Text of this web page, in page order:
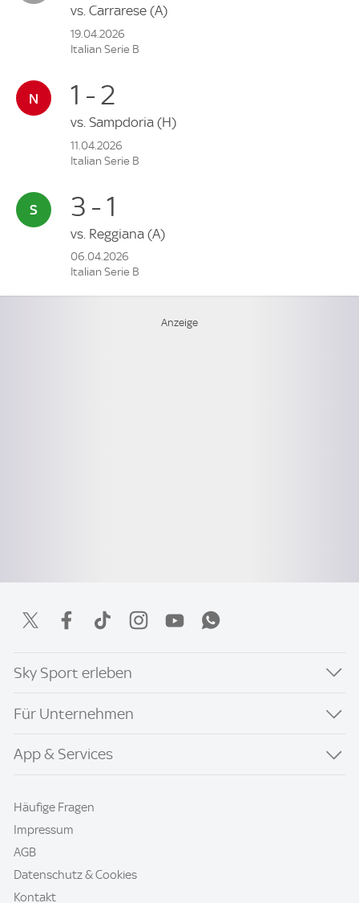
vs. Carrarese (A)
19.04.2026
Italian Serie B
1 - 2
vs. Sampdoria (H)
11.04.2026
Italian Serie B
3 - 1
vs. Reggiana (A)
06.04.2026
Italian Serie B
Sky Sport erleben
Für Unternehmen
App & Services
Häufige Fragen
Impressum
AGB
Datenschutz & Cookies
Kontakt